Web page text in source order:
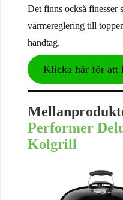
Det finns också finesser
värmereglering till
handtag.
Klicka här för att
Performer
Kolgrill